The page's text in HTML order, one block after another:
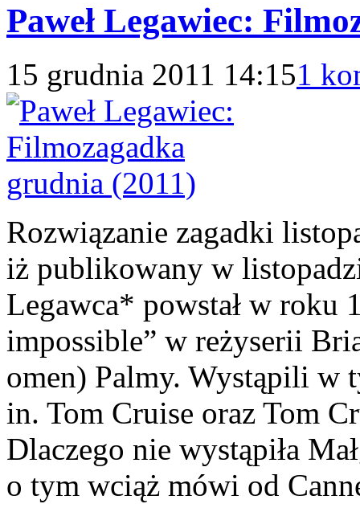
Paweł Legawiec:
15 grudnia 2011 14:151
Rozwiązanie zagadki
iż publikowany w
Legawca* powstał w roku
impossible” w reżyserii
omen) Palmy. Wystąpili w
in. Tom Cruise oraz Tom
Dlaczego nie wystąpiła
o tym wciąż mówi od